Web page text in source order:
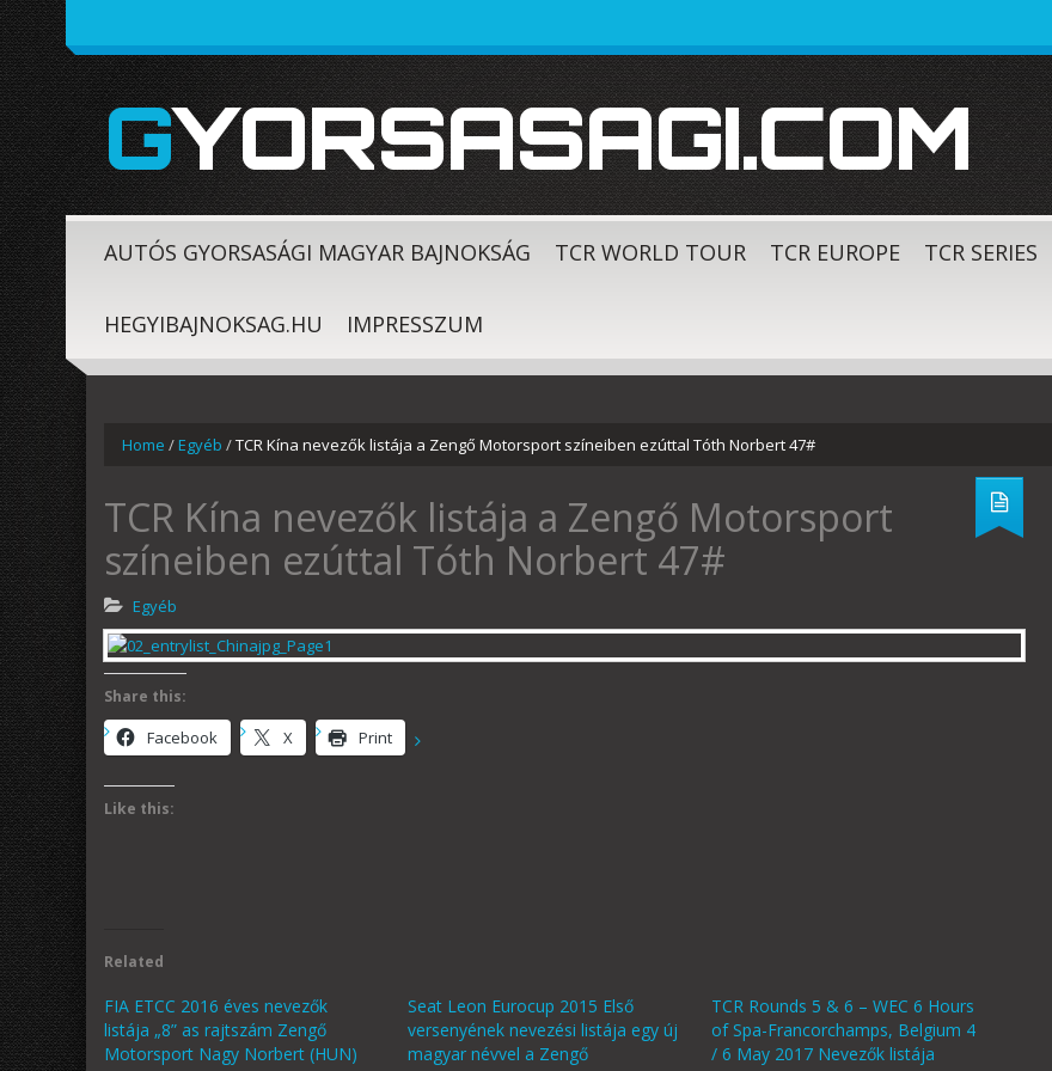
GYORSASAGI.COM
AUTÓS GYORSASÁGI MAGYAR BAJNOKSÁG TCR WORLD TOUR TCR EUROPE TCR SERIES
HEGYIBAJNOKSAG.HU IMPRESSZUM
Home /Egyéb /TCR Kína nevezők listája a Zengő Motorsport színeiben ezúttal Tóth Norbert 47#
TCR Kína nevezők listája a Zengő Motorsport
színeiben ezúttal Tóth Norbert 47#
Egyéb
Share this:
Facebook X Print
Like this:
Related
FIA ETCC 2016 éves nevezők
listája „8” as rajtszám Zengő
Motorsport Nagy Norbert (HUN)
Seat Leon Eurocup 2015 Első
versenyének nevezési listája egy új
magyar névvel a Zengő
TCR Rounds 5 & 6 – WEC 6 Hours
of Spa-Francorchamps, Belgium 4
/ 6 May 2017 Nevezők listája